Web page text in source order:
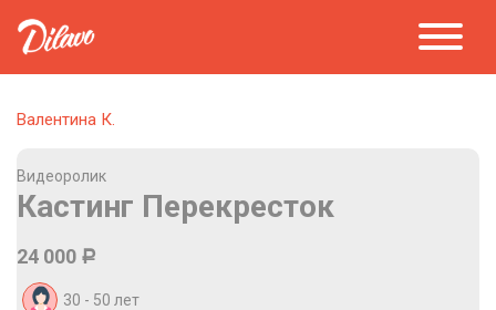
Валентина К.
Видеоролик
Кастинг Перекресток
24 000 Р
30 - 50 лет